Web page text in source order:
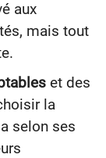
aux
mais tout
et des
la
selon ses